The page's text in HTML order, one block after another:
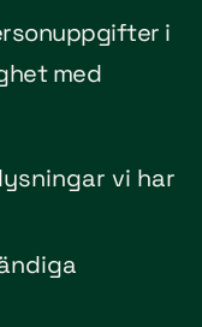
i
med
vi har